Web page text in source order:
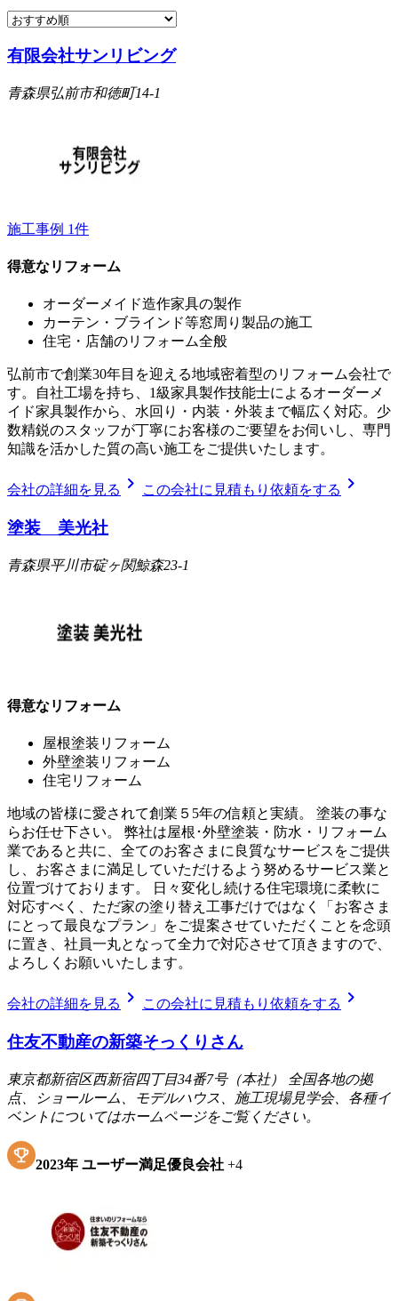
有限会社サンリビング
青森県弘前市和徳町14-1
施工事例 1件
得意なリフォーム
オーダーメイド造作家具の製作
カーテン・ブラインド等窓周り製品の施工
住宅・店舗のリフォーム全般
弘前市で創業30年目を迎える地域密着型のリフォーム会社で
す。自社工場を持ち、1級家具製作技能士によるオーダーメ
イド家具製作から、水回り・内装・外装まで幅広く対応。少
数精鋭のスタッフが丁寧にお客様のご要望をお伺いし、専門
知識を活かした質の高い施工をご提供いたします。
会社の詳細を見る chevron_right この会社に見積もり依頼をする chevron_right
塗装 美光社
青森県平川市碇ヶ関鯨森23-1
得意なリフォーム
屋根塗装リフォーム
外壁塗装リフォーム
住宅リフォーム
地域の皆様に愛されて創業５5年の信頼と実績。 塗装の事な
らお任せ下さい。 弊社は屋根･外壁塗装・防水・リフォーム
業であると共に、全てのお客さまに良質なサービスをご提供
し、お客さまに満足していただけるよう努めるサービス業と
位置づけております。 日々変化し続ける住宅環境に柔軟に
対応すべく、ただ家の塗り替え工事だけではなく「お客さま
にとって最良なプラン」をご提案させていただくことを念頭
に置き、社員一丸となって全力で対応させて頂きますので、
よろしくお願いいたします。
会社の詳細を見る chevron_right この会社に見積もり依頼をする chevron_right
住友不動産の新築そっくりさん
東京都新宿区西新宿四丁目34番7号（本社） 全国各地の拠
点、ショールーム、モデルハウス、施工現場見学会、各種イ
ベントについてはホームページをご覧ください。
2023年 ユーザー満足優良会社 +4